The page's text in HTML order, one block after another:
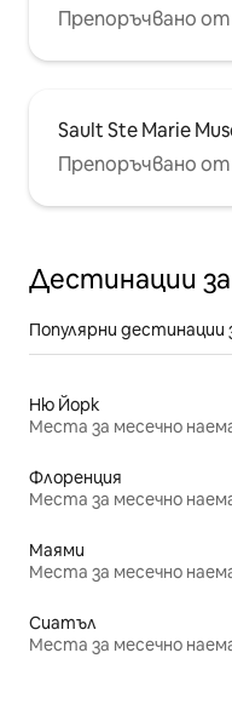
Препоръчвано
Sault Ste Marie
Препоръчвано
Дестинации
Популярни
Ню Йорк
Места за месечно
Флоренция
Места за месечно
Маями
Места за месечно
Сиатъл
Места за месечно